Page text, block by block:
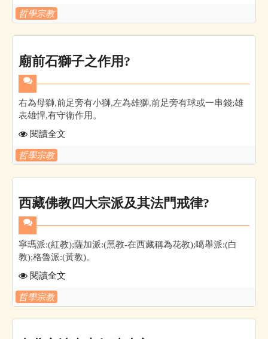
哲學宗教
廟前石獅子之作用?
右為母獅,前足旁有小獅,左為雄獅,前足旁有球或一串錢;雄
表雄悍,有守衛作用。
閱讀全文
哲學宗教
西藏佛教四大宗派及其法門戒律?
寧瑪派:(紅教);薩加派:(黑教-在西藏稱為花教);噶舉派:(白
教);格魯派:(黃教)。
閱讀全文
哲學宗教